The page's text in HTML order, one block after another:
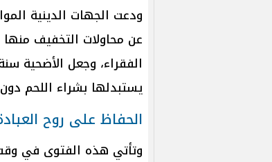
ودعت الجهات الدينية
عن محاولات التخفيف
الفقراء، وجعل الأضحية
يستبدلها بشراء اللحم
الحفاظ على روح
وتأتي هذه الفتوى في